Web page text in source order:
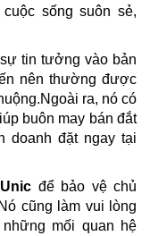
sống suôn sẻ,
tin tưởng vào bản
nên thường được
Ngoài ra, nó có
buôn may bán đắt
doanh đặt ngay tại
để bảo vệ chủ
cũng làm vui lòng
mối quan hệ